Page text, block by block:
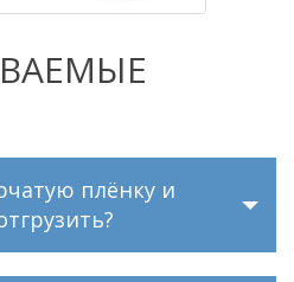
плёнку и